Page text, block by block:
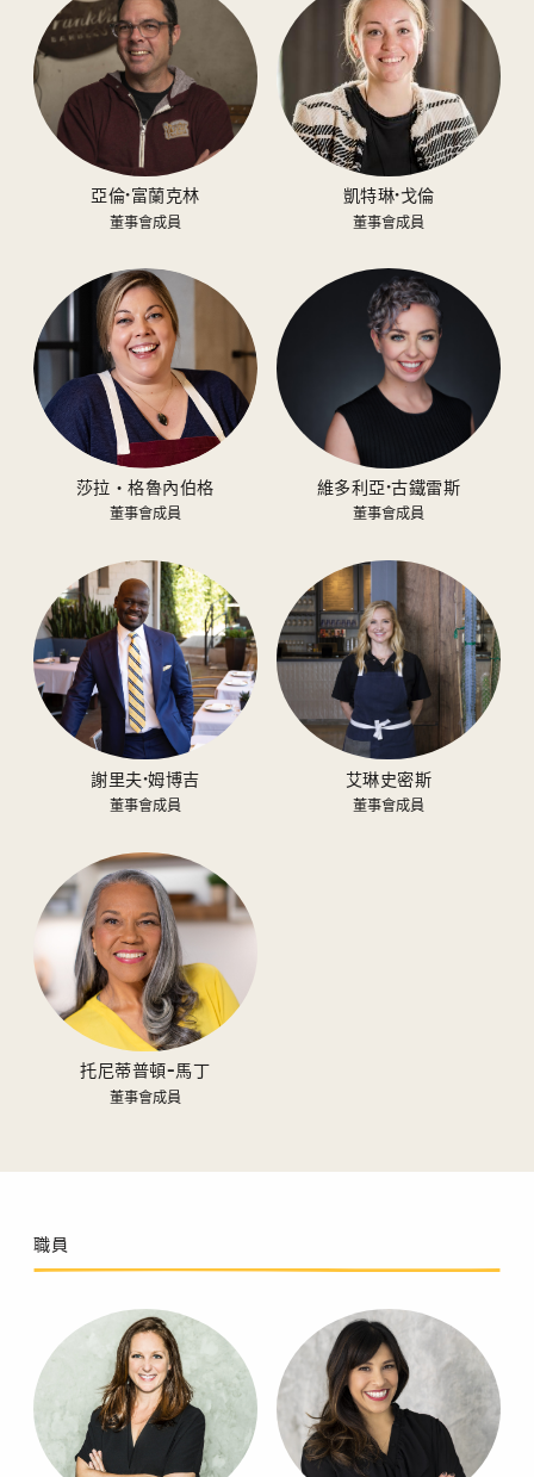
亞倫·富蘭克林
董事會成員
凱特琳·戈倫
董事會成員
莎拉‧格魯內伯格
董事會成員
維多利亞·古鐵雷斯
董事會成員
謝里夫·姆博吉
董事會成員
艾琳史密斯
董事會成員
托尼蒂普頓-馬丁
董事會成員
職員